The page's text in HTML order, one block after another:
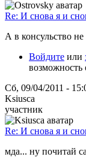
Re: И снова я и
А в консульство
Войдите или
возможность
Сб, 09/04/2011 -
Ksiusca
участник
Re: И снова я и
мда... ну почитай